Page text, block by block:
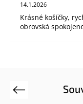
14.1.2026
Krásné košíčky,
obrovská
Previous